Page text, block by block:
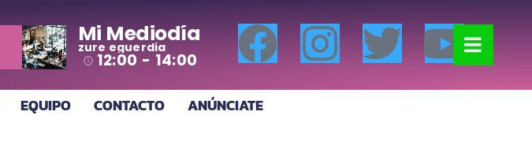
Mi Mediodía
zure eguerdia
access_time 12:00 - 14:00
EQUIPO CONTACTO ANÚNCIATE